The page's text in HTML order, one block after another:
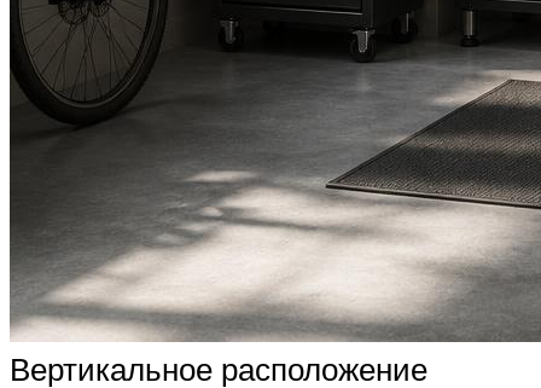
Вертикальное расположение